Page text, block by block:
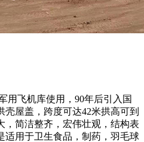
飞机库使用，90年后引入国
屋盖，跨度可达42米拱高可到
，简洁整齐，宏伟壮观，结构表
适用于卫生食品，制药，羽毛球